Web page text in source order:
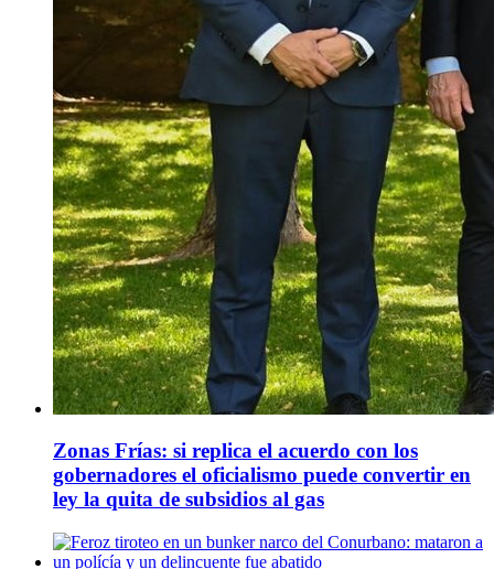
Zonas Frías: si replica el acuerdo con los
gobernadores el oficialismo puede convertir en
ley la quita de subsidios al gas